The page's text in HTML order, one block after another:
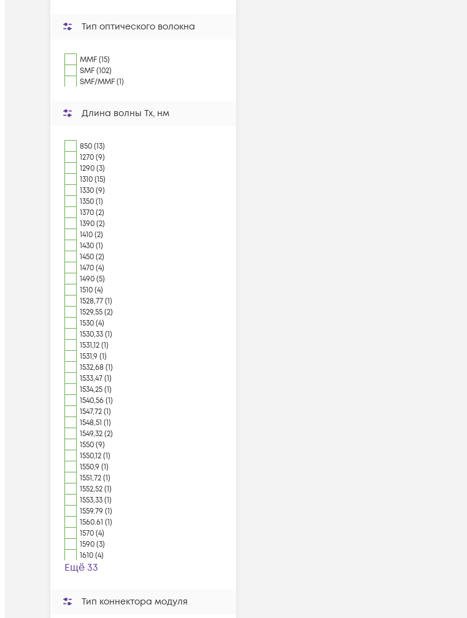
Тип оптического волокна
MMF (15)
SMF (102)
SMF/MMF (1)
Длина волны Tx, нм
850 (13)
1270 (9)
1290 (3)
1310 (15)
1330 (9)
1350 (1)
1370 (2)
1390 (2)
1410 (2)
1430 (1)
1450 (2)
1470 (4)
1490 (5)
1510 (4)
1528,77 (1)
1529,55 (2)
1530 (4)
1530,33 (1)
1531,12 (1)
1531,9 (1)
1532,68 (1)
1533,47 (1)
1534,25 (1)
1540,56 (1)
1547,72 (1)
1548,51 (1)
1549,32 (2)
1550 (9)
1550,12 (1)
1550,9 (1)
1551,72 (1)
1552,52 (1)
1553,33 (1)
1559.79 (1)
1560.61 (1)
1570 (4)
1590 (3)
1610 (4)
Ещё 33
Тип коннектора модуля